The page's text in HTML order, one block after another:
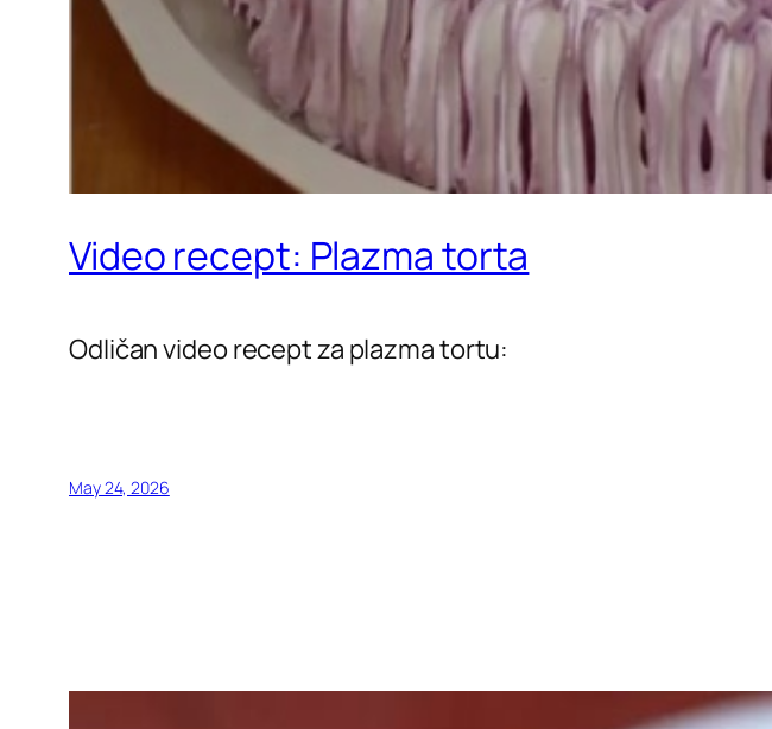
Video recept: Plazma torta
Odličan video recept za plazma tortu:
May 24, 2026